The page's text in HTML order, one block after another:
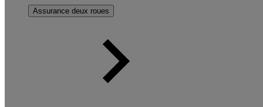
Assurance deux roues